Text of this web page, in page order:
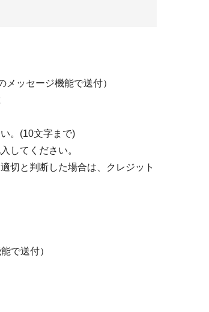
ッセージ機能で送付）
。(10文字まで)
してください。
切と判断した場合は、クレジット
で送付）